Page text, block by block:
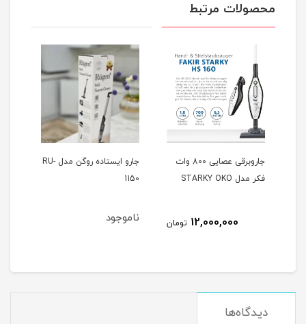
محصولات مرتبط
جارو ایستاده روگن مدل RU-
1150
ناموجود
جارو برقی پارس خزر مدل اکو
دیدگاه‌ها